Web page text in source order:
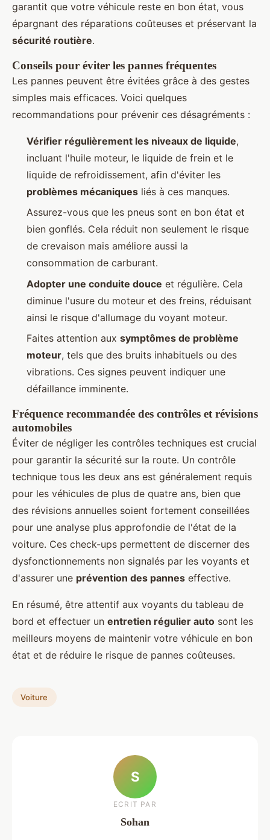
garantit que votre véhicule reste en bon état, vous
épargnant des réparations coûteuses et préservant la
sécurité routière.
Conseils pour éviter les pannes fréquentes
Les pannes peuvent être évitées grâce à des gestes
simples mais efficaces. Voici quelques
recommandations pour prévenir ces désagréments :
Vérifier régulièrement les niveaux de liquide,
incluant l'huile moteur, le liquide de frein et le
liquide de refroidissement, afin d'éviter les
problèmes mécaniques liés à ces manques.
Assurez-vous que les pneus sont en bon état et
bien gonflés. Cela réduit non seulement le risque
de crevaison mais améliore aussi la
consommation de carburant.
Adopter une conduite douce et régulière. Cela
diminue l'usure du moteur et des freins, réduisant
ainsi le risque d'allumage du voyant moteur.
Faites attention aux symptômes de problème
moteur, tels que des bruits inhabituels ou des
vibrations. Ces signes peuvent indiquer une
défaillance imminente.
Fréquence recommandée des contrôles et révisions
automobiles
Éviter de négliger les contrôles techniques est crucial
pour garantir la sécurité sur la route. Un contrôle
technique tous les deux ans est généralement requis
pour les véhicules de plus de quatre ans, bien que
des révisions annuelles soient fortement conseillées
pour une analyse plus approfondie de l'état de la
voiture. Ces check-ups permettent de discerner des
dysfonctionnements non signalés par les voyants et
d'assurer une prévention des pannes effective.
En résumé, être attentif aux voyants du tableau de
bord et effectuer un entretien régulier auto sont les
meilleurs moyens de maintenir votre véhicule en bon
état et de réduire le risque de pannes coûteuses.
Voiture
S
ECRIT PAR
Sohan